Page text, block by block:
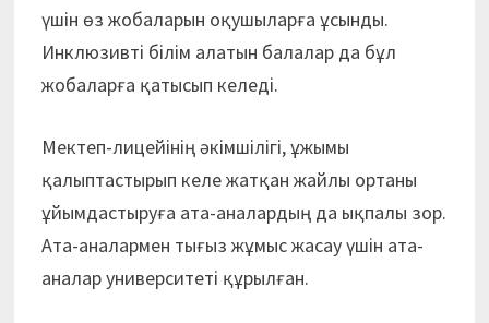
үшін өз жобаларын оқушыларға ұсынды.
Инклюзивті білім алатын балалар да бұл
жобаларға қатысып келеді.
Мектеп-лицейінің әкімшілігі, ұжымы
қалыптастырып келе жатқан жайлы ортаны
ұйымдастыруға ата-аналардың да ықпалы зор.
Ата-аналармен тығыз жұмыс жасау үшін ата-
аналар университеті құрылған.